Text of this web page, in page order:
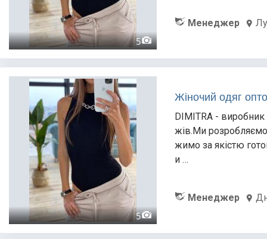
5
Менеджер
5
Жіночий одяг
DIMITRA - виробник
жів.Ми
жимо за якістю
и …
Менеджер